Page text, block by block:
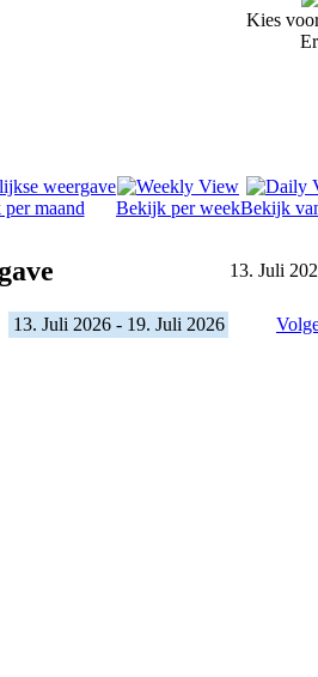
Kies
maand Bekijk per weekBekijk
13. Juli
13. Juli 2026 - 19. Juli 2026